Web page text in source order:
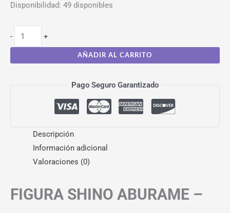
Disponibilidad: 49 disponibles
- +
AÑADIR AL CARRITO
Pago Seguro Garantizado
Descripción
Información adicional
Valoraciones (0)
FIGURA SHINO ABURAME –